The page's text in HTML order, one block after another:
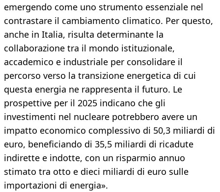
emergendo come uno strumento essenziale nel
contrastare il cambiamento climatico. Per questo,
anche in Italia, risulta determinante la
collaborazione tra il mondo istituzionale,
accademico e industriale per consolidare il
percorso verso la transizione energetica di cui
questa energia ne rappresenta il futuro. Le
prospettive per il 2025 indicano che gli
investimenti nel nucleare potrebbero avere un
impatto economico complessivo di 50,3 miliardi di
euro, beneficiando di 35,5 miliardi di ricadute
indirette e indotte, con un risparmio annuo
stimato tra otto e dieci miliardi di euro sulle
importazioni di energia».